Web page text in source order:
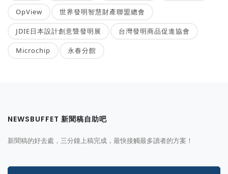
OpView 世界發明智慧財產聯盟總會
JDIE日本設計創意暨發明展 台灣發明商品促進協會
Microchip 永春分館
NEWSBUFFET 新聞稿自助吧
新聞稿的好去處，三分鐘上稿完成，最快接觸最多讀者的方案！